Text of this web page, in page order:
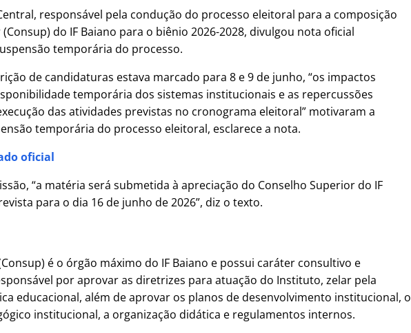
responsável pela condução do processo eleitoral para a composição
do IF Baiano para o biênio 2026-2028, divulgou nota oficial
temporária do processo.
de candidaturas estava marcado para 8 e 9 de junho, “os impactos
temporária dos sistemas institucionais e as repercussões
das atividades previstas no cronograma eleitoral” motivaram a
temporária do processo eleitoral, esclarece a nota.
oficial
“a matéria será submetida à apreciação do Conselho Superior do IF
para o dia 16 de junho de 2026”, diz o texto.
é o órgão máximo do IF Baiano e possui caráter consultivo e
por aprovar as diretrizes para atuação do Instituto, zelar pela
educacional, além de aprovar os planos de desenvolvimento institucional, o
institucional, a organização didática e regulamentos internos.